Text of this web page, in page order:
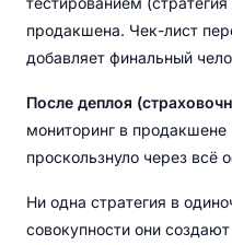
продакшена. Чек-лист
добавляет финальный
После деплоя
мониторинг в продакшене
проскользнуло через всё
Ни одна стратегия в
совокупности они